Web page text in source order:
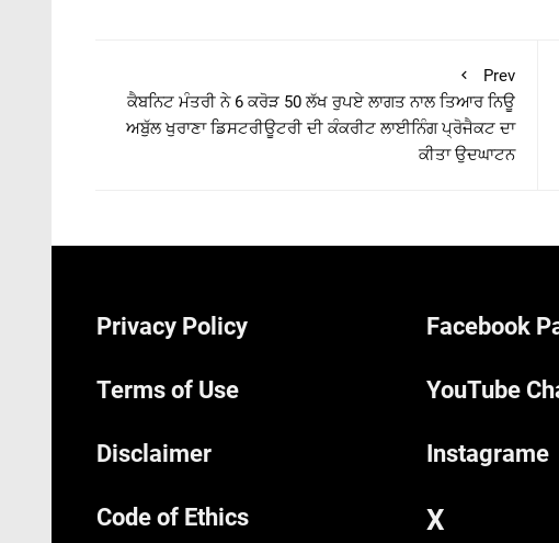
Prev
ਕੈਬਨਿਟ ਮੰਤਰੀ ਨੇ 6 ਕਰੋੜ 50 ਲੱਖ ਰੁਪਏ ਲਾਗਤ ਨਾਲ ਤਿਆਰ ਨਿਊ
ਅਬੁੱਲ ਖੁਰਾਣਾ ਡਿਸਟਰੀਊਟਰੀ ਦੀ ਕੰਕਰੀਟ ਲਾਈਨਿੰਗ ਪ੍ਰੋਜੈਕਟ ਦਾ
ਕੀਤਾ ਉਦਘਾਟਨ
Privacy Policy
Terms of Use
Disclaimer
Code of Ethics
Facebook
YouTube
Instagrame
X